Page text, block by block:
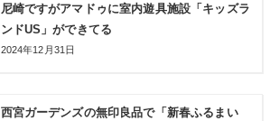
尼崎ですがアマドゥに室内遊具施設「キッズラ
ンドUS」ができてる
2024年12月31日
西宮ガーデンズの無印良品で「新春ふるまい